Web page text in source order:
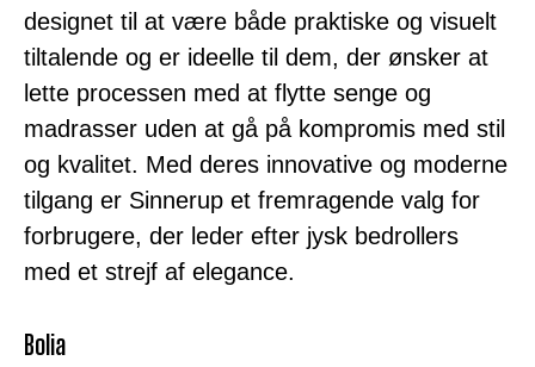
designet til at være både praktiske og visuelt
tiltalende og er ideelle til dem, der ønsker at
lette processen med at flytte senge og
madrasser uden at gå på kompromis med stil
og kvalitet. Med deres innovative og moderne
tilgang er Sinnerup et fremragende valg for
forbrugere, der leder efter jysk bedrollers
med et strejf af elegance.
Bolia